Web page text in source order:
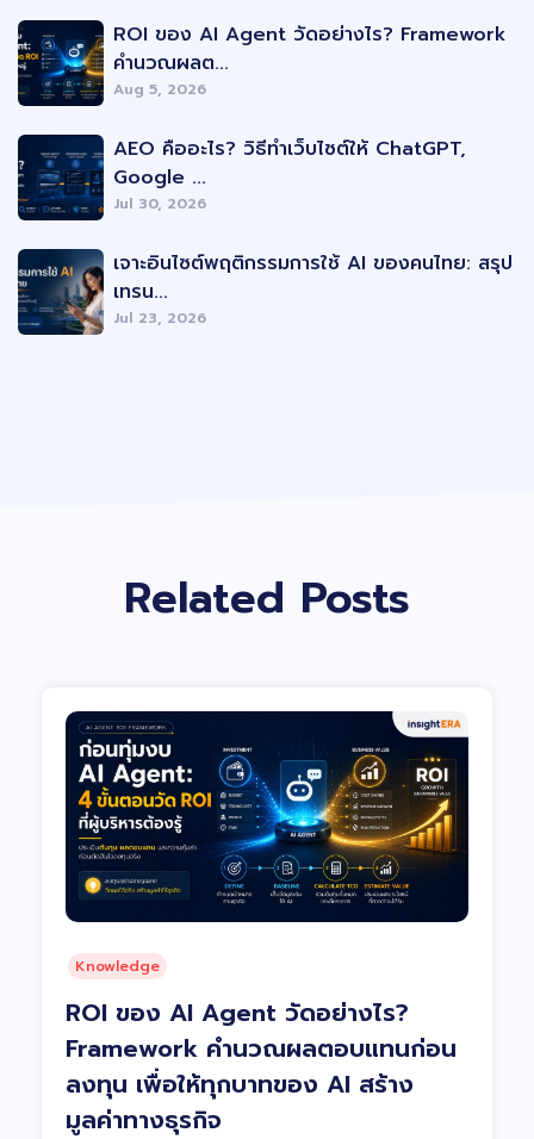
ROI ของ AI Agent วัดอย่างไร? Framework
คำนวณผลต...
Aug 5, 2026
AEO คืออะไร? วิธีทำเว็บไซต์ให้ ChatGPT,
Google ...
Jul 30, 2026
เจาะอินไซต์พฤติกรรมการใช้ AI ของคนไทย: สรุป
เทรน...
Jul 23, 2026
Related Posts
Knowledge
ROI ของ AI Agent วัดอย่างไร?
Framework คำนวณผลตอบแทนก่อน
ลงทุน เพื่อให้ทุกบาทของ AI สร้าง
มูลค่าทางธุรกิจ